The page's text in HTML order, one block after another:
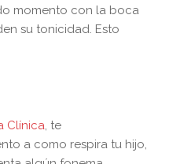
momento con la boca
su tonicidad. Esto
Clínica, te
a como respira tu hijo,